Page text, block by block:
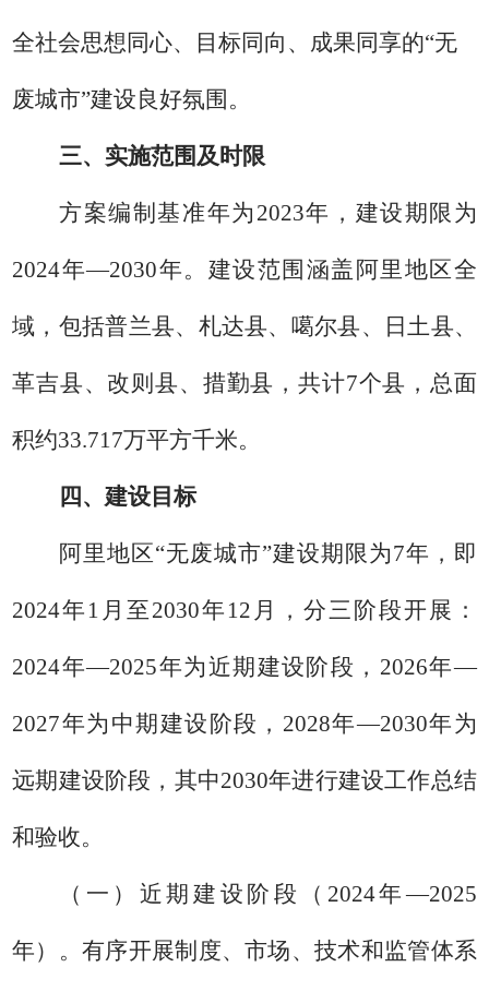
全社会思想同心、目标同向、成果同享的“无
废城市”建设良好氛围。
三、实施范围及时限
方案编制基准年为 2023年 ， 建设期限为
2024年—2030年。 建设范围 涵盖阿里地区全
域，包括普兰县、札达县、噶尔县、日土县、
革吉县、改则县、措勤县，共计7个县，总面
积约33.717万平方千米。
四、建设目标
阿里地区“无废城市”建设期 限为7年，即
2024年 1 月至2030年 12 月，分三阶段开展：
2024年—2025年为近期建设阶段， 2026年—
2027年为中期建设阶段， 2028年—2030年为
远期建设阶段，其中2030年进行建设工作总结
和验收。
（一）近期建设阶段（ 2024年—2025
年）。有序开展制度、市场、技术和监管体系